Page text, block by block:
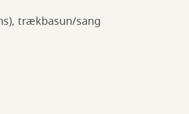
trækbasun/sang